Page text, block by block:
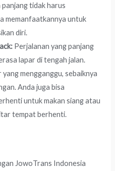
tidak harus
memanfaatkannya untuk
diri.
Perjalanan yang panjang
lapar di tengah jalan.
mengganggu, sebaiknya
Anda juga bisa
untuk makan siang atau
tempat berhenti.
JowoTrans Indonesia